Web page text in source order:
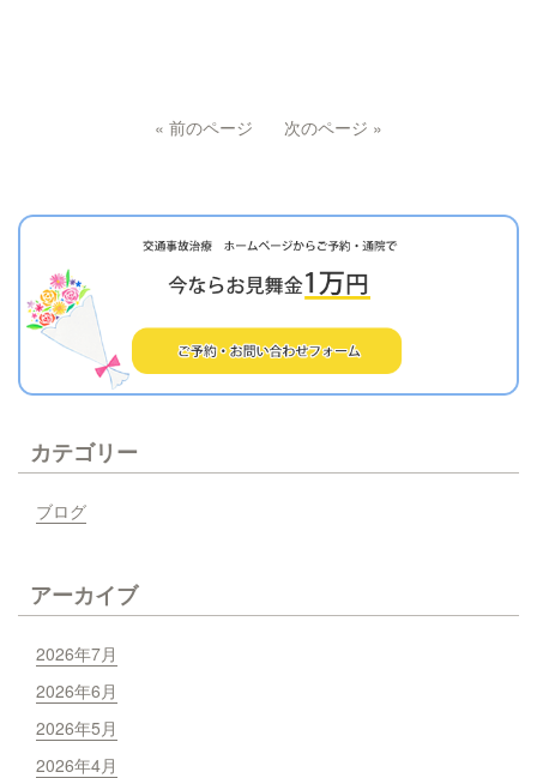
« 前のページ 次のページ »
カテゴリー
ブログ
アーカイブ
2026年7月
2026年6月
2026年5月
2026年4月